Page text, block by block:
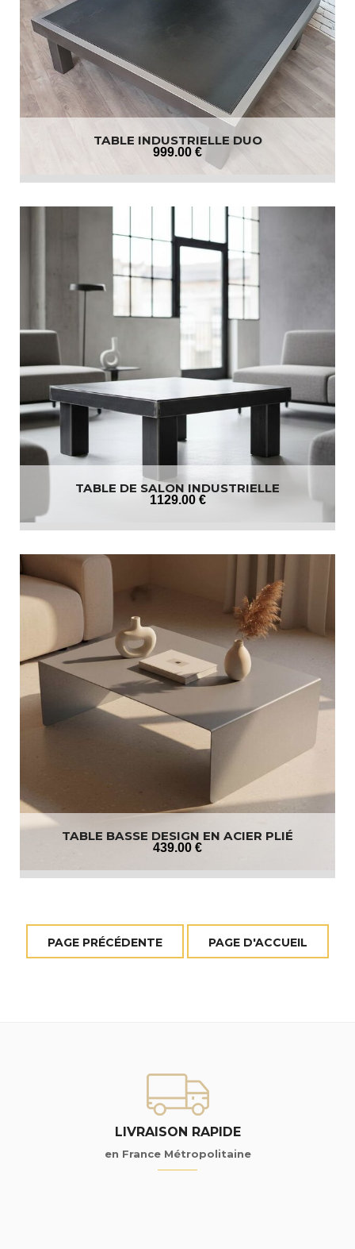
TABLE INDUSTRIELLE DUO
999.00 €
TABLE DE SALON INDUSTRIELLE
1129.00 €
TABLE BASSE DESIGN EN ACIER PLIÉ
439.00 €
LIVRAISON RAPIDE
en France Métropolitaine